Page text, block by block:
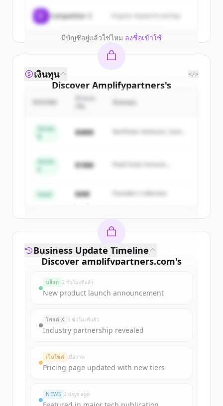
Create Free Account
มีบัญชีอยู่แล้วใช่ไหม ลงชื่อเข้าใช้
Competitor C Organic keyword overlap
Discover Amplifypartners's
competitors
ofAmplifypartners.
New accounts include trial credits to
มีบัญชีอยู่แล้วใช่ไหม
เงินทุน </>
นักลงทุน
Series
$48M
Northstar Ventures, Summit
Series
$18M
Peak Fund, Horizon
Seed $4M Founders Collective
Discover amplifypartners.com's
Sign up for free to view allfunding
New accounts include trial credits to
get started.
Create Free Account
Business Update Timeline
บล็อก 2 ชั่วโมงที่แล้ว
New product launch announcement
โพสต์ X 5 ชั่วโมงที่แล้ว
Industry partnership revealed
เว็บไซต์ เมื่อวาน
Pricing page updated with new tiers
NEWS 2 days ago